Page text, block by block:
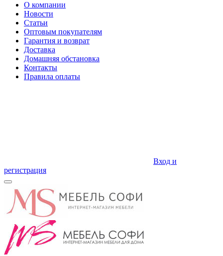
О компании
Новости
Статьи
Оптовым покупателям
Гарантия и возврат
Доставка
Домашняя обстановка
Контакты
Правила оплаты
Вход и
регистрация